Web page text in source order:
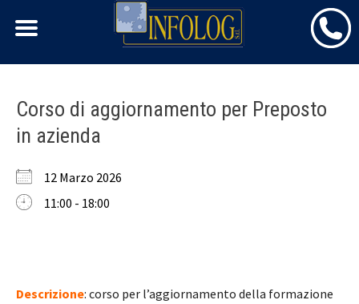
Skip
content
Corso di aggiornamento per Preposto
in azienda
12 Marzo 2026
11:00 - 18:00
Descrizione: corso per l’aggiornamento della formazione